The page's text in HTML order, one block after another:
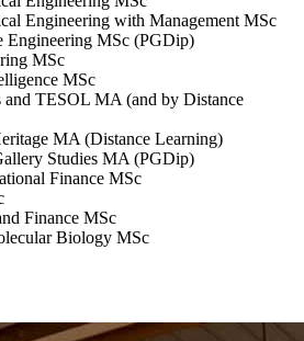
Engineering with Management MSc
Engineering MSc (PGDip)
MSc
MSc
TESOL MA (and by Distance
MA (Distance Learning)
Studies MA (PGDip)
Finance MSc
Finance MSc
Biology MSc